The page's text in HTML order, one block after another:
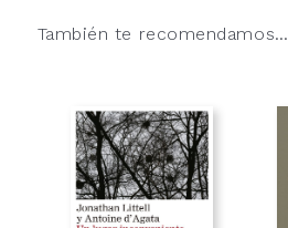
También te recomendamos…